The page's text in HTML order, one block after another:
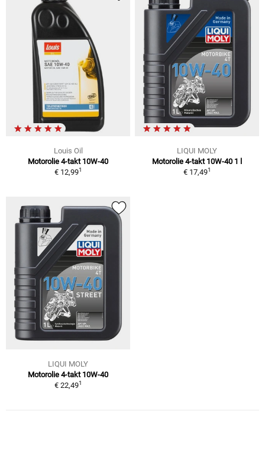
Louis Oil
Motorolie 4-takt 10W-40
€ 12,991
LIQUI MOLY
Motorolie 4-takt 10W-40 1 l
€ 17,491
LIQUI MOLY
Motorolie 4-takt 10W-40
€ 22,491